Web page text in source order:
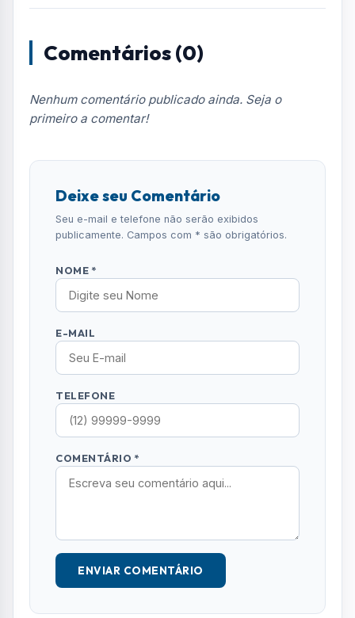
Comentários (0)
Nenhum comentário publicado ainda. Seja o
primeiro a comentar!
Deixe seu Comentário
Seu e-mail e telefone não serão exibidos
publicamente. Campos com * são obrigatórios.
NOME *
E-MAIL
TELEFONE
COMENTÁRIO *
ENVIAR COMENTÁRIO